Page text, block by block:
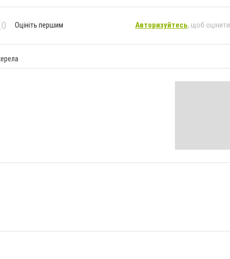
Оцініть першим Авторизуйтесь, щоб оцінити